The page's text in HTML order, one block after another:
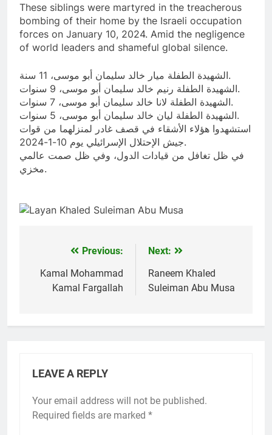
These siblings were martyred in the treacherous
bombing of their home by the Israeli occupation
forces on January 10, 2024. Amid the negligence
of world leaders and shameful global silence.
الشهيدة الطفلة ميار خالد سليمان أبو موسى، 11 سنة.
الشهيدة الطفلة رنيم خالد سليمان أبو موسى، 9 سنوات.
الشهيدة الطفلة لانا خالد سليمان أبو موسى، 7 سنوات.
الشهيدة الطفلة ليان خالد سليمان أبو موسى، 5 سنوات.
استشهدوا هؤلاء الأشقاء في قصف غادر لمنزلهما من قوات
جيش الإحتلال الإسرائيلي يوم 10-1-2024.
في ظل تغافل من قيادات الدول، وفي ظل صمت عالمي
مخزي.
navigation
Previous:
Kamal Mohammad
Kamal Fargallah
Next:
Raneem Khaled
Suleiman Abu Musa
LEAVE A REPLY
Your email address will not be published.
Required fields are marked *